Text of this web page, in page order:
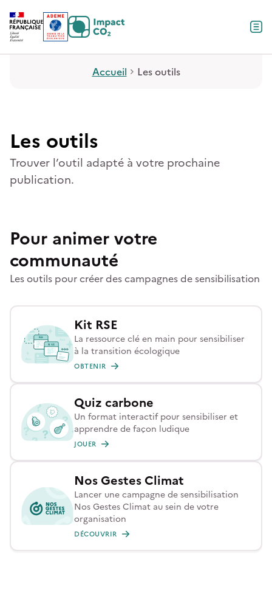
Contenu
Menu
Pied de page
Accueil Les outils
Les outils
Trouver l’outil adapté à votre prochaine
publication.
Pour animer votre
communauté
Les outils pour créer des campagnes de sensibilisation
Kit RSE
La ressource clé en main pour sensibiliser
à la transition écologique
OBTENIR
Quiz carbone
Un format interactif pour sensibiliser et
apprendre de façon ludique
JOUER
Nos Gestes Climat
Lancer une campagne de sensibilisation
Nos Gestes Climat au sein de votre
organisation
DÉCOUVRIR